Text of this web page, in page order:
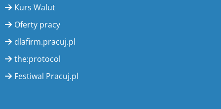
Kurs Walut
Oferty pracy
dlafirm.pracuj.pl
the:protocol
Festiwal Pracuj.pl